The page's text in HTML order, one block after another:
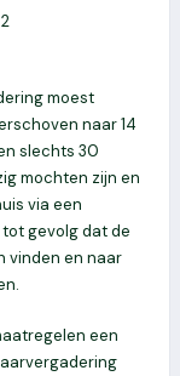
moest
naar 14
slechts 30
mochten zijn en
via een
gevolg dat de
vinden en naar
een